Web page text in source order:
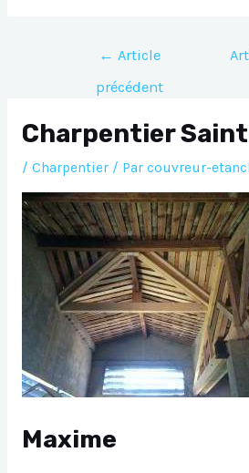
Navigation
l’article
← Article
précédent
Charpentier
/ Charpentier/ Par couvreur-
Maxime